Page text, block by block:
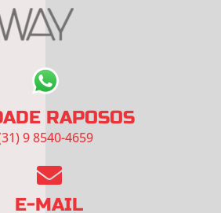
RAPOSOS
9 8540-4659
E-MAIL